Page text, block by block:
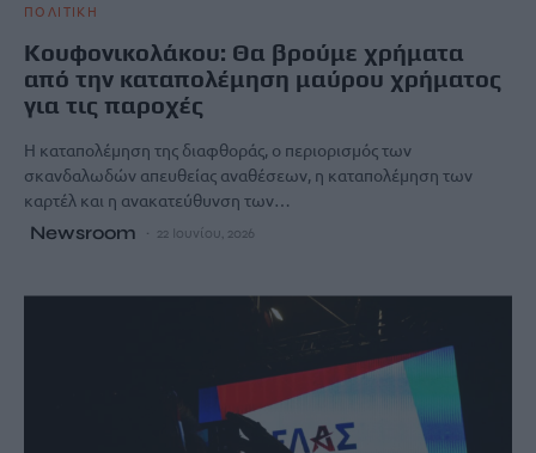
ΠΟΛΙΤΙΚΗ
Κουφονικολάκου: Θα βρούμε χρήματα
από την καταπολέμηση μαύρου χρήματος
για τις παροχές
Η καταπολέμηση της διαφθοράς, ο περιορισμός των
σκανδαλωδών απευθείας αναθέσεων, η καταπολέμηση των
καρτέλ και η ανακατεύθυνση των…
Newsroom 22 Ιουνίου, 2026